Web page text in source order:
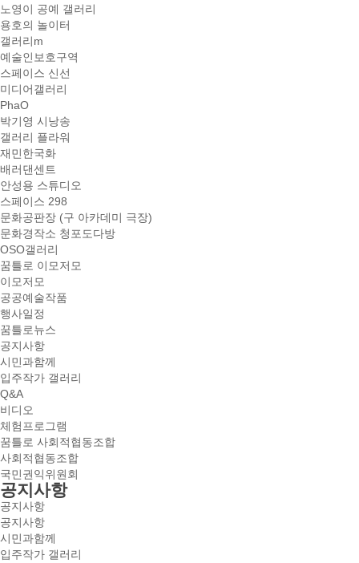
노영이 공예 갤러리
용호의 놀이터
갤러리m
예술인보호구역
스페이스 신선
미디어갤러리
PhaO
박기영 시낭송
갤러리 플라워
재민한국화
배러댄센트
안성용 스튜디오
스페이스 298
문화공판장 (구 아카데미 극장)
문화경작소 청포도다방
OSO갤러리
꿈틀로 이모저모
이모저모
공공예술작품
행사일정
꿈틀로뉴스
공지사항
시민과함께
입주작가 갤러리
Q&A
비디오
체험프로그램
꿈틀로 사회적협동조합
사회적협동조합
국민권익위원회
공지사항
공지사항
공지사항
시민과함께
입주작가 갤러리